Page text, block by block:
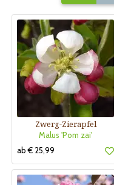
Zwerg-Zierapfel
Malus 'Pom zai'
ab € 25,99